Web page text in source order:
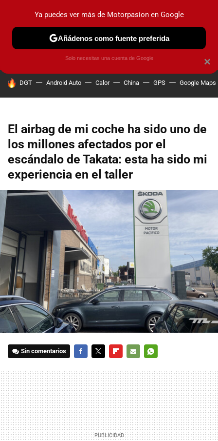
PRUEBAS COCHES ELÉCTRICOS OBSERVATORIO
HOY SE HABLA DE
DGT Android Auto Calor China GPS Google Maps
El airbag de mi coche ha sido uno de
los millones afectados por el
escándalo de Takata: esta ha sido mi
experiencia en el taller
Sin comentarios
MAIL
×
Ya puedes ver más de Motorpasion en Google
Añádenos como fuente preferida
Solo necesitas una cuenta de Google